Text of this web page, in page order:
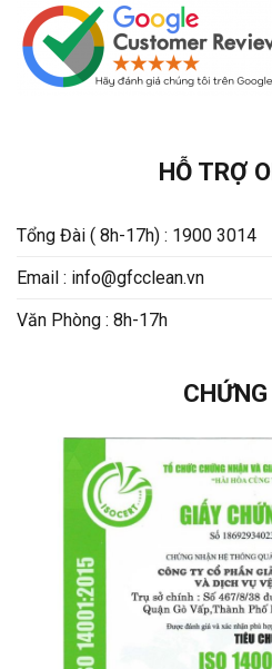
HỖ TRỢ
Tổng Đài ( 8h-17h) : 1900 3014
Email : info@gfcclean.vn
Văn Phòng : 8h-17h